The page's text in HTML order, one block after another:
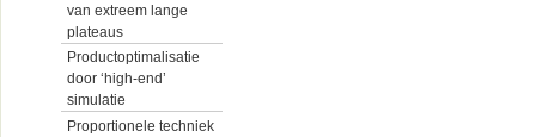
van extreem lange
plateaus
Productoptimalisatie
door ‘high-end’
simulatie
Proportionele techniek